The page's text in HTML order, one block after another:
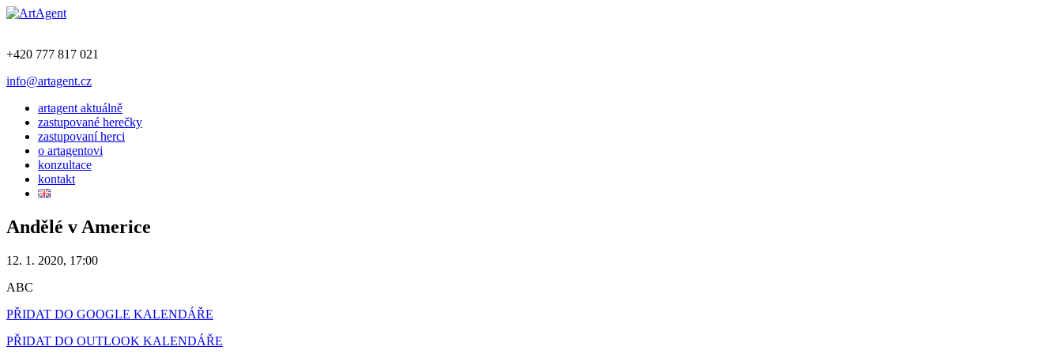
+420 777 817 021
info@artagent.cz
artagent aktuálně
zastupované herečky
zastupovaní herci
o artagentovi
konzultace
kontakt
Andělé v Americe
12. 1. 2020, 17:00
ABC
PŘIDAT DO GOOGLE KALENDÁŘE
PŘIDAT DO OUTLOOK KALENDÁŘE